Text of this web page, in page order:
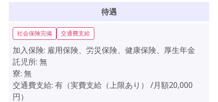
待遇
社会保険完備 交通費支給
加入保険: 雇用保険、労災保険、健康保険、厚生年金
託児所: 無
寮: 無
交通費支給: 有（実費支給（上限あり） /月額20,000
円）